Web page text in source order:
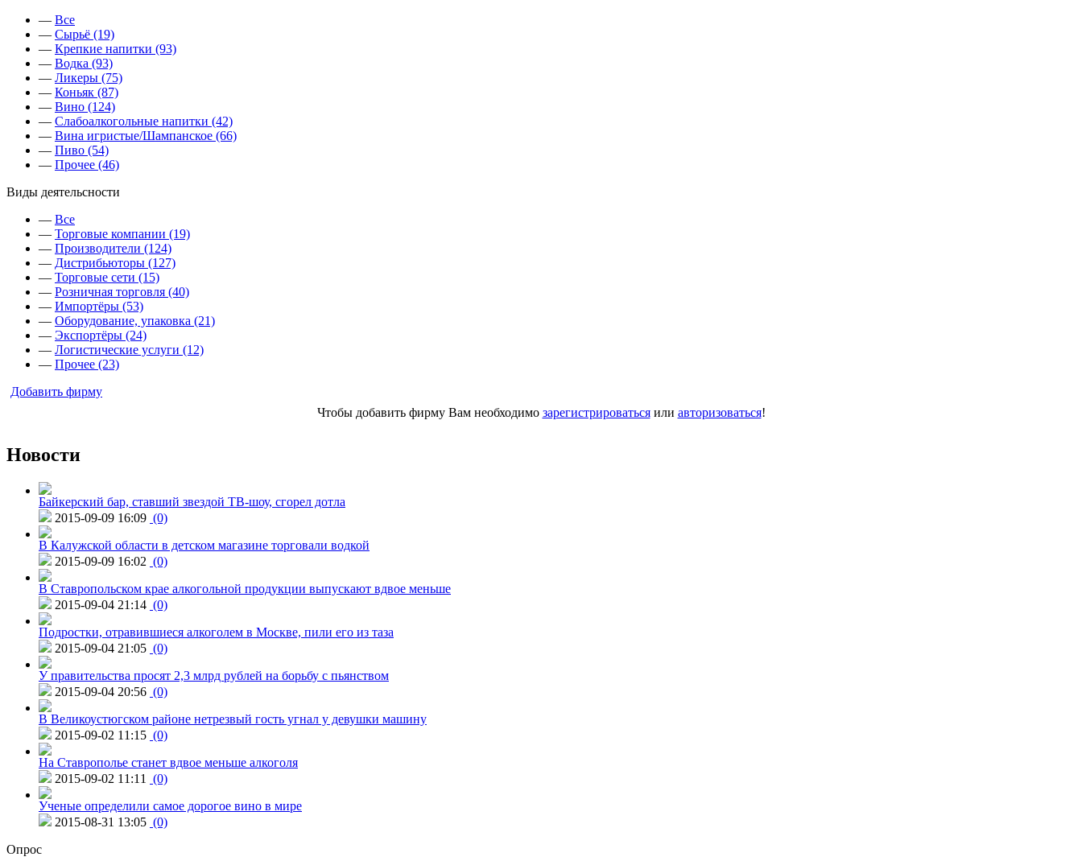
— Все
— Сырьё (19)
— Крепкие напитки (93)
— Водка (93)
— Ликеры (75)
— Коньяк (87)
— Вино (124)
— Слабоалкогольные напитки (42)
— Вина игристые/Шампанское (66)
— Пиво (54)
— Прочее (46)
Виды деятельсности
— Все
— Торговые компании (19)
— Производители (124)
— Дистрибьюторы (127)
— Торговые сети (15)
— Розничная торговля (40)
— Импортёры (53)
— Оборудование, упаковка (21)
— Экспортёры (24)
— Логистические услуги (12)
— Прочее (23)
Добавить фирму
Чтобы добавить фирму Вам необходимо зарегистрироватьсяили авторизоваться!
Новости
Байкерский бар, ставший звездой ТВ-шоу, сгорел дотла
2015-09-09 16:09 (0)
В Калужской области в детском магазине торговали водкой
2015-09-09 16:02 (0)
В Ставропольском крае алкогольной продукции выпускают вдвое меньше
2015-09-04 21:14 (0)
Подростки, отравившиеся алкоголем в Москве, пили его из таза
2015-09-04 21:05 (0)
У правительства просят 2,3 млрд рублей на борьбу с пьянством
2015-09-04 20:56 (0)
В Великоустюгском районе нетрезвый гость угнал у девушки машину
2015-09-02 11:15 (0)
На Ставрополье станет вдвое меньше алкоголя
2015-09-02 11:11
(0)
Ученые определили самое дорогое вино в мире
2015-08-31 13:05 (0)
Опрос